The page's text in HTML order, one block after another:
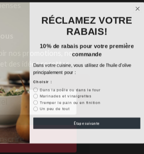
nos promotions, nos
des idées recettes.
RÉCLAMEZ VOTRE
RABAIS!
10% de rabais pour votre première
commande
Dans votre cuisine, vous utilisez de l'huile d'olive
principalement pour :
Choisir :
Dans la poêle ou dans le four
Marinades et vinaigrettes
Tremper le pain ou en finition
Un peu de tout
Étape suivante